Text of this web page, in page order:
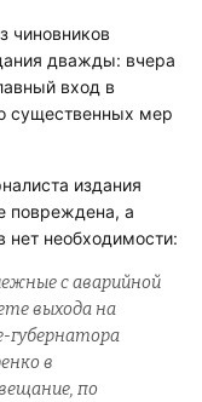
чиновников
дважды: вчера
вход в
существенных мер
издания
повреждена, а
нет необходимости:
с аварийной
выхода на
губернатора
в
по